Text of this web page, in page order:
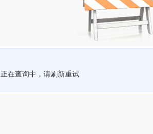
正在查询中，请刷新重试